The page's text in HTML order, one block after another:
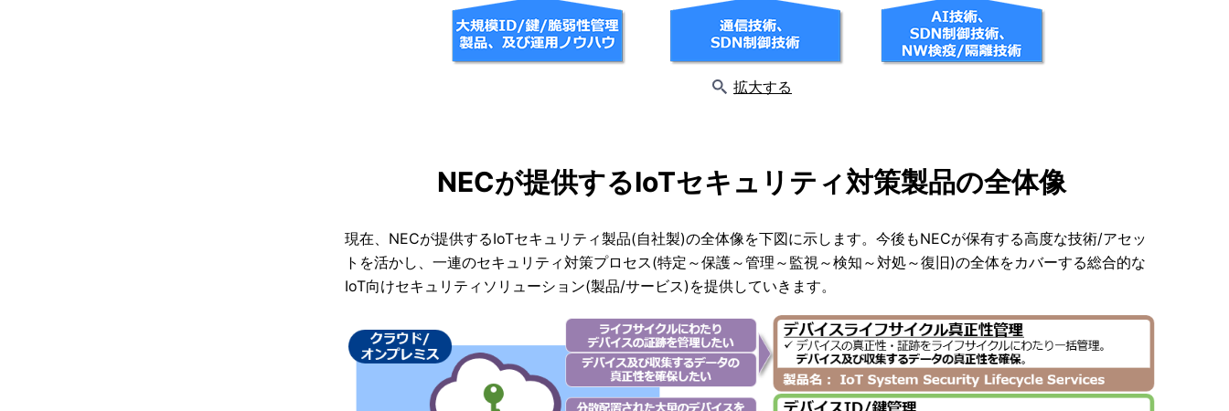
拡大する
NECが提供するIoTセキュリティ対策製品の全体像
現在、NECが提供するIoTセキュリティ製品(自社製)の全体像を下図に示します。今後もNECが保有する高度な技術/アセッ
トを活かし、一連のセキュリティ対策プロセス(特定～保護～管理～監視～検知～対処～復旧)の全体をカバーする総合的な
IoT向けセキュリティソリューション(製品/サービス)を提供していきます。